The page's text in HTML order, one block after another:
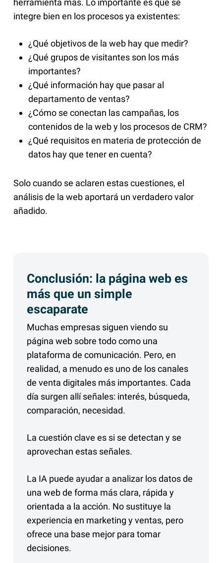
herramienta más. Lo importante es que se
integre bien en los procesos ya existentes:
¿Qué objetivos de la web hay que medir?
¿Qué grupos de visitantes son los más
importantes?
¿Qué información hay que pasar al
departamento de ventas?
¿Cómo se conectan las campañas, los
contenidos de la web y los procesos de CRM?
¿Qué requisitos en materia de protección de
datos hay que tener en cuenta?
Solo cuando se aclaren estas cuestiones, el
análisis de la web aportará un verdadero valor
añadido.
Conclusión: la página web es
más que un simple
escaparate
Muchas empresas siguen viendo su
página web sobre todo como una
plataforma de comunicación. Pero, en
realidad, a menudo es uno de los canales
de venta digitales más importantes. Cada
día surgen allí señales: interés, búsqueda,
comparación, necesidad.
La cuestión clave es si se detectan y se
aprovechan estas señales.
La IA puede ayudar a analizar los datos de
una web de forma más clara, rápida y
orientada a la acción. No sustituye la
experiencia en marketing y ventas, pero
ofrece una base mejor para tomar
decisiones.